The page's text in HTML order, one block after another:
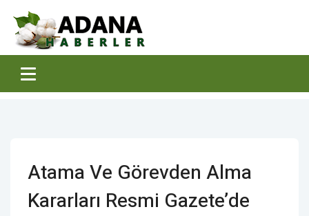
Atama Ve Görevden Alma
Kararları Resmi Gazete’de